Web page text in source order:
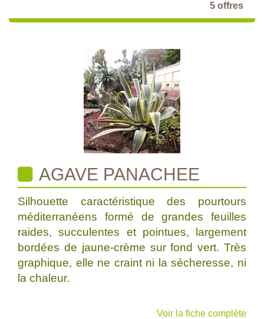
5 offres
AGAVE PANACHEE
Silhouette caractéristique des pourtours
méditerranéens formé de grandes feuilles
raides, succulentes et pointues, largement
bordées de jaune-crème sur fond vert. Très
graphique, elle ne craint ni la sécheresse, ni
la chaleur.
Voir la fiche complète